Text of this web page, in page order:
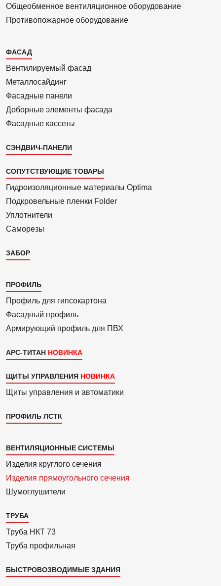
Общеобменное вентиляционное оборудование
Противопожарное оборудование
Каталог
2
ФАСАД
Вентилиру­емый фасад
Металло­сайдинг
Фасадные панели
Доборные элементы фасада
Фасадные кассеты
СЭНДВИЧ-ПАНЕЛИ
СОПУТСТВУЮЩИЕ ТОВАРЫ
Гидроизоля­ционные материалы Optima
Подкровель­ные пленки Folder
Уплотнители
Саморезы
ЗАБОР
Каталог
3
ПРОФИЛЬ
Профиль для гипсо­картона
Фасадный профиль
Армиру­ю­щий профиль для ПВХ
АРС-ТИТАН
ЩИТЫ УПРАВЛЕНИЯ
Щиты управления и автоматики
ПРОФИЛЬ ЛСТК
Каталог
4
ВЕНТИЛЯЦИОННЫЕ СИСТЕМЫ
Изделия круглого сечения
Изделия прямоуголь­ного сечения
Шумоглушители
ТРУБА
Труба НКТ 73
Труба профильная
БЫСТРОВОЗВОДИМЫЕ ЗДАНИЯ